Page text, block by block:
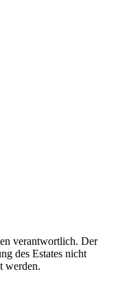
verantwortlich. Der
des Estates nicht
werden.